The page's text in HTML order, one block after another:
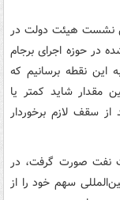
نشست هیئت دولت در
شده در حوزه اجرای برجام
را به این نقطه برسانیم که
مقدار شاید کمتر یا
سقف لازم برخوردار
نفت صورت گرفت، در
سهم خود را از